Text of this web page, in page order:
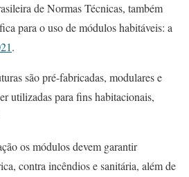
de Normas Técnicas, também
para o uso de módulos habitáveis: a
.
são pré-fabricadas, modulares e
utilizadas para fins habitacionais,
os módulos devem garantir
contra incêndios e sanitária, além de